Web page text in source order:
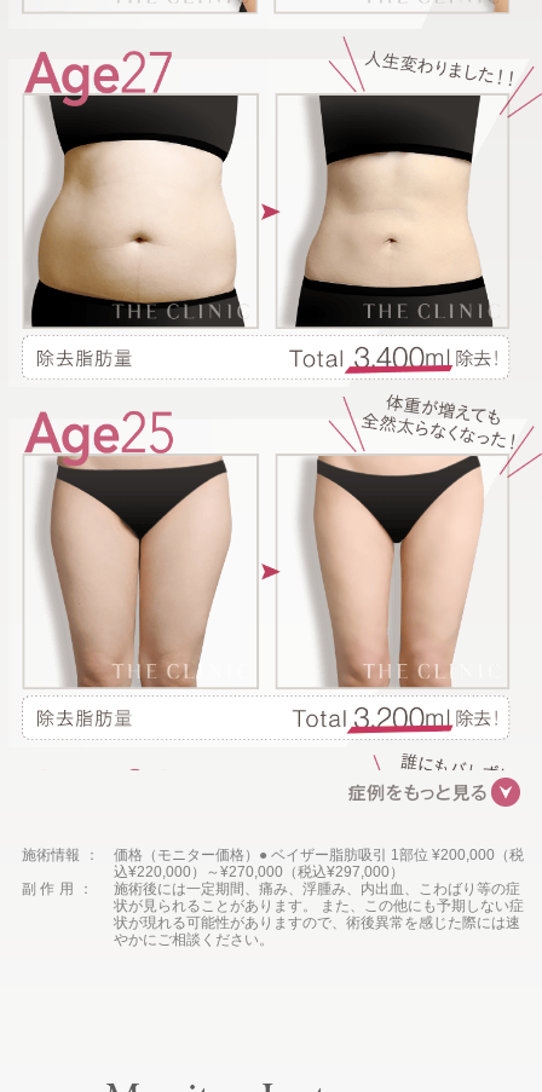
施術情報
価格（モニター価格）● ベイザー脂肪吸引 1部位 ¥200,000（税
込¥220,000）～¥270,000（税込¥297,000）
副作用
施術後には一定期間、痛み、浮腫み、内出血、こわばり等の症
状が見られることがあります。 また、この他にも予期しない症
状が現れる可能性がありますので、術後異常を感じた際には速
やかにご相談ください。